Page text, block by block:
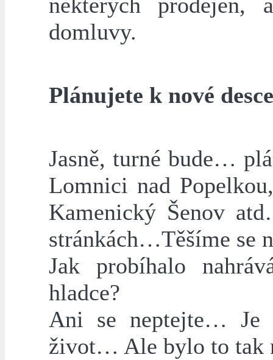
některých
domluvy.
Plánujete k nové
Jasně, turné bude…
Lomnici nad
Kamenický Šenov
stránkách…Těšíme se
Jak probíhalo
hladce?
Ani se neptejte… Je
život… Ale bylo to